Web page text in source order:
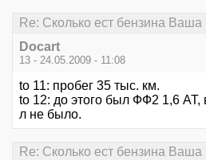
Re: Сколько ест бензина Ваша
Docart
13 - 24.05.2009 - 11:08
to 11: пробег 35 тыс. км.
to 12: до этого был ФФ2 1,6
л не было.
Re: Сколько ест бензина Ваша